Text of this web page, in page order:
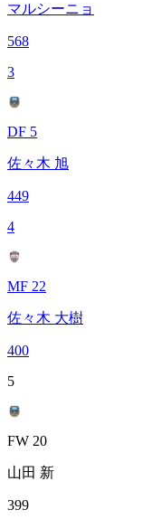
マルシーニョ
568
3
DF 5
佐々木 旭
449
4
MF 22
佐々木 大樹
400
5
FW 20
山田 新
399